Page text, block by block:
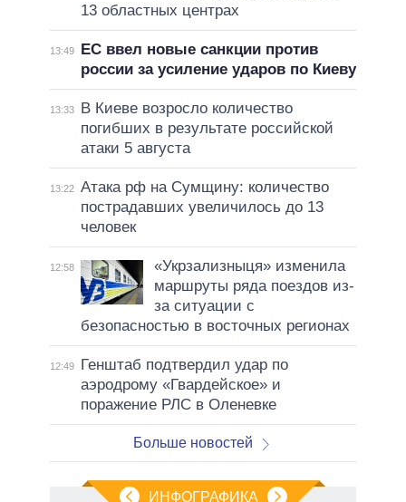
13 областных центрах
13:49
ЕС ввел новые санкции против
россии за усиление ударов по Киеву
13:33
В Киеве возросло количество
погибших в результате российской
атаки 5 августа
13:22 Атака рф на Сумщину: количество
пострадавших увеличилось до 13
человек
12:58
«Укрзализныця» изменила
маршруты ряда поездов из-
за ситуации с
безопасностью в восточных регионах
12:49
Генштаб подтвердил удар по
аэродрому «Гвардейское» и
поражение РЛС в Оленевке
Больше новостей
ИНФОГРАФИКА